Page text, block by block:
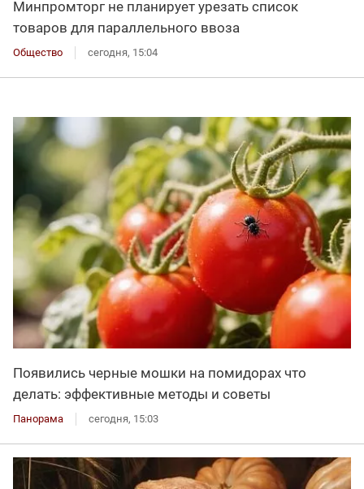
Минпромторг не планирует урезать список
товаров для параллельного ввоза
Общество сегодня, 15:04
Появились черные мошки на помидорах что
делать: эффективные методы и советы
Панорама сегодня, 15:03